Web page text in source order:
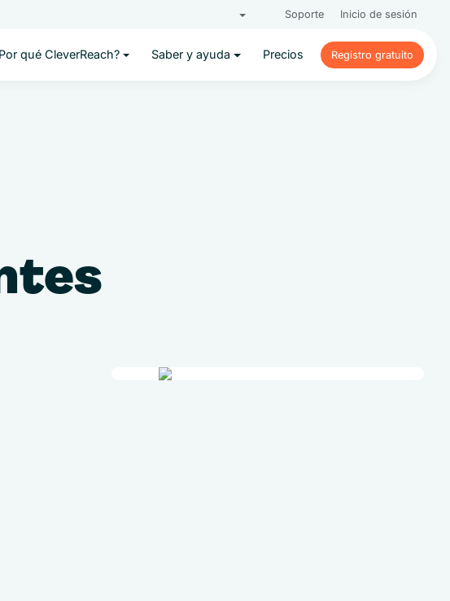
Soporte Inicio de sesión
qué CleverReach? Saber y ayuda Precios
Registro gratuito
Registro gratuito